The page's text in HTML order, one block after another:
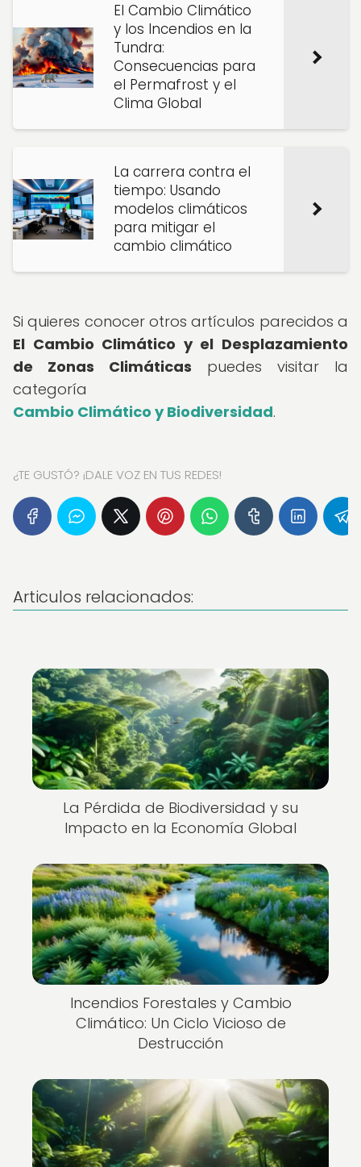
El Cambio Climático
y los Incendios en la
Tundra:
Consecuencias para
el Permafrost y el
Clima Global
La carrera contra el
tiempo: Usando
modelos climáticos
para mitigar el
cambio climático
Si quieres conocer otros artículos parecidos a
El Cambio Climático y el Desplazamiento
de Zonas Climáticas puedes visitar la
categoría
Cambio Climático y Biodiversidad.
¿TE GUSTÓ? ¡DALE VOZ EN TUS REDES!
Articulos relacionados:
La Pérdida de Biodiversidad y su
Impacto en la Economía Global
Incendios Forestales y Cambio
Climático: Un Ciclo Vicioso de
Destrucción